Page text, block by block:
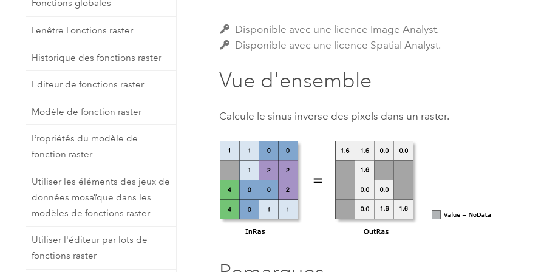
Créer des applications de
Tous les secteurs d’activité
technologiques
Fonctions globales
Fenêtre Fonctions raster
Historique des fonctions raster
Editeur de fonctions raster
Modèle de fonction raster
Propriétés du modèle de
fonction raster
Utiliser les éléments des jeux de
données mosaïque dans les
modèles de fonctions raster
Utiliser l'éditeur par lots de
fonctions raster
Disponible avec une licence Image Analyst.
Disponible avec une licence Spatial Analyst.
Vue d'ensemble
Calcule le sinus inverse des pixels dans un raster.